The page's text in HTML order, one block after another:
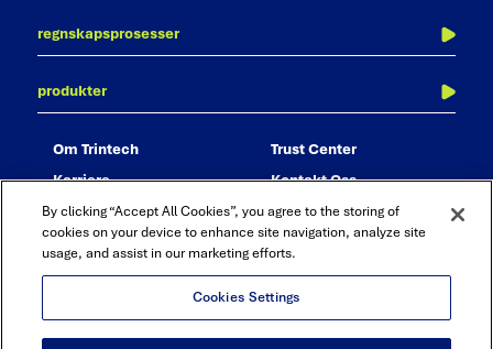
regnskapsprosesser
revisjon og compliance
bokføringsjournal – journal entry
produkter
adra analytics
adra suite
om trintech
karriere
partnere
trust center
kontakt oss
By clicking “Accept All Cookies”, you agree to the storing of
cookies on your device to enhance site navigation, analyze site
usage, and assist in our marketing efforts.
Cookies Settings